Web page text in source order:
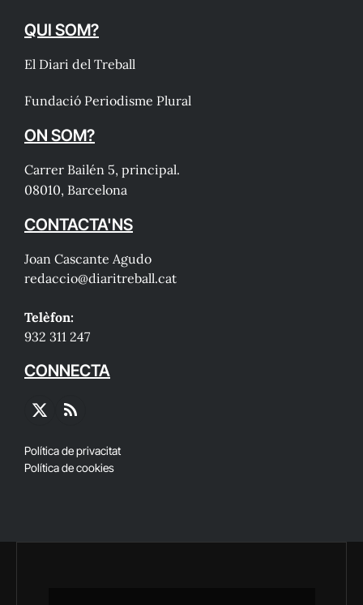
QUI SOM?
El Diari del Treball
Fundació Periodisme Plural
ON SOM?
Carrer Bailén 5, principal.
08010, Barcelona
CONTACTA'NS
Joan Cascante Agudo
redaccio@diaritreball.cat
Telèfon:
932 311 247
CONNECTA
X
RSS
Política de privacitat
Política de cookies